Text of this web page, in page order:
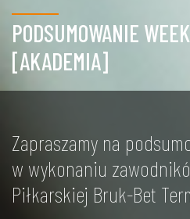
PODSUMOWANIE
[AKADEMIA]
Zapraszamy na
w wykonaniu
Piłkarskiej Bruk-Bet